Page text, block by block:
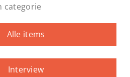
categorie
Alle items
Interview